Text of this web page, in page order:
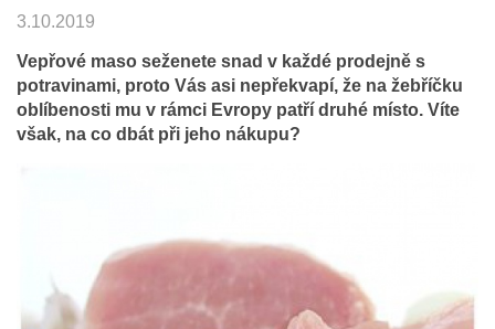
3.10.2019
Vepřové maso seženete snad v každé prodejně s
potravinami, proto Vás asi nepřekvapí, že na žebříčku
oblíbenosti mu v rámci Evropy patří druhé místo. Víte
však, na co dbát při jeho nákupu?